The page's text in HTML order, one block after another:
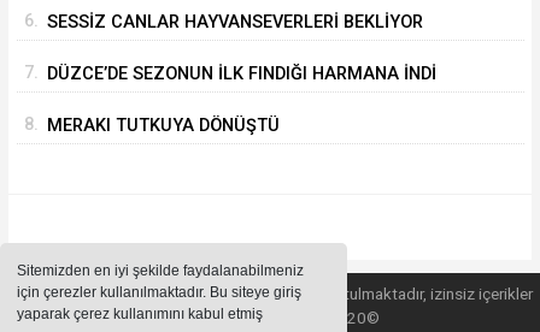
Sitemizden en iyi şekilde faydalanabilmeniz
için çerezler kullanılmaktadır. Bu siteye giriş
yaparak çerez kullanımını kabul etmiş
6. SESSİZ CANLAR HAYVANSEVERLERİ BEKLİYOR
7. DÜZCE’DE SEZONUN İLK FINDIĞI HARMANA İNDİ
8. MERAKI TUTKUYA DÖNÜŞTÜ
Sitemizde bulunan içeriklerin tüm hakları saklı tutulmaktadır, izinsiz içerikler
kullanılamaz. Copyright 2020©